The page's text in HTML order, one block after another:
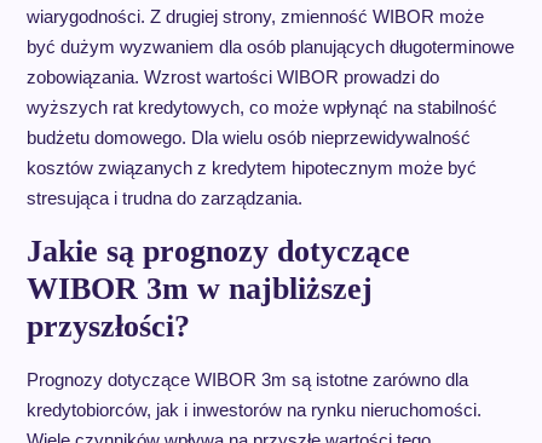
wiarygodności. Z drugiej strony, zmienność WIBOR może
być dużym wyzwaniem dla osób planujących długoterminowe
zobowiązania. Wzrost wartości WIBOR prowadzi do
wyższych rat kredytowych, co może wpłynąć na stabilność
budżetu domowego. Dla wielu osób nieprzewidywalność
kosztów związanych z kredytem hipotecznym może być
stresująca i trudna do zarządzania.
Jakie są prognozy dotyczące
WIBOR 3m w najbliższej
przyszłości?
Prognozy dotyczące WIBOR 3m są istotne zarówno dla
kredytobiorców, jak i inwestorów na rynku nieruchomości.